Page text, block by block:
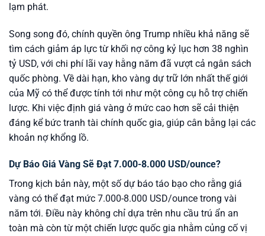
lạm phát.
Song song đó, chính quyền ông Trump nhiều khả năng sẽ
tìm cách giảm áp lực từ khối nợ công kỷ lục hơn 38 nghìn
tỷ USD, với chi phí lãi vay hằng năm đã vượt cả ngân sách
quốc phòng. Về dài hạn, kho vàng dự trữ lớn nhất thế giới
của Mỹ có thể được tính tới như một công cụ hỗ trợ chiến
lược. Khi việc định giá vàng ở mức cao hơn sẽ cải thiện
đáng kể bức tranh tài chính quốc gia, giúp cân bằng lại các
khoản nợ khổng lồ.
Dự Báo Giá Vàng Sẽ Đạt 7.000-8.000 USD/ounce?
Trong kịch bản này, một số dự báo táo bạo cho rằng giá
vàng có thể đạt mức 7.000-8.000 USD/ounce trong vài
năm tới. Điều này không chỉ dựa trên nhu cầu trú ẩn an
toàn mà còn từ một chiến lược quốc gia nhằm củng cố vị